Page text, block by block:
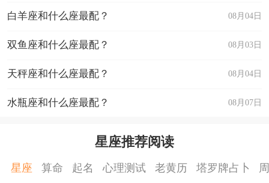
08月04日
白羊座和什么座最配？
08月03日
双鱼座和什么座最配？
08月04日
天秤座和什么座最配？
08月07日
水瓶座和什么座最配？
星座推荐阅读
星座 算命 起名 心理测试 老黄历 塔罗牌占卜